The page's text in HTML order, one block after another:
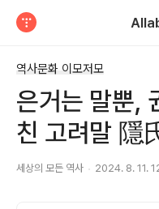
역사문화 이모저모
은거는 말뿐,
친 고려말 隱
세상의 모든 역사 2024. 8. 11.